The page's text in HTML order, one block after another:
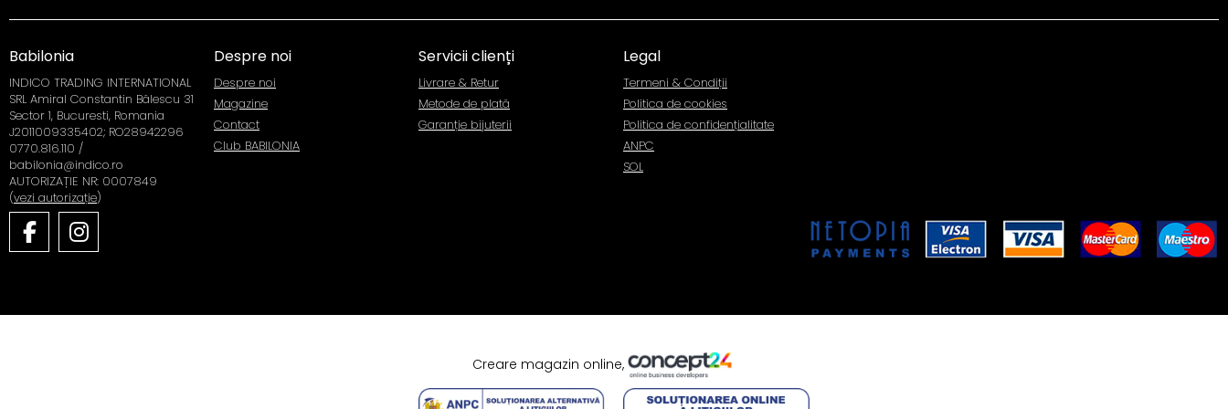
Babilonia
INDICO TRADING INTERNATIONAL
SRL Amiral Constantin Bălescu 31
Sector 1, Bucuresti, Romania
J2011009335402; RO28942296
0770.816.110 /
babilonia@indico.ro
AUTORIZAȚIE NR: 0007849
(vezi autorizație)
Despre noi
Despre noi
Magazine
Contact
Club BABILONIA
Servicii clienți
Livrare & Retur
Metode de plată
Garanție bijuterii
Legal
Termeni & Condiții
Politica de cookies
Politica de confidențialitate
ANPC
SOL
Creare magazin online,